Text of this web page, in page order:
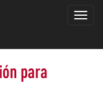
para